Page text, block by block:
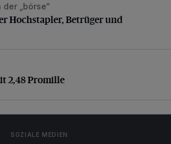
Hochstapler, Betrüger und Blender
„börse“
Hochstapler, Betrüger und
2,48 Promille
2,48 Promille
SOZIALE MEDIEN